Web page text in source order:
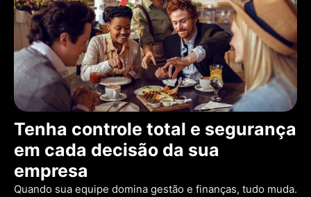
Tenha controle total e segurança
em cada decisão da sua
empresa
Quando sua equipe domina gestão e finanças, tudo muda.